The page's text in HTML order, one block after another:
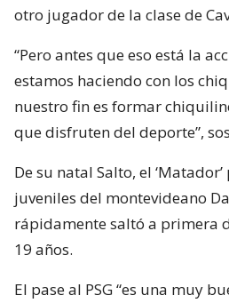
otro jugador de la clase de
“Pero antes que eso está la
estamos haciendo con los
nuestro fin es formar
que disfruten del deporte”,
De su natal Salto, el
juveniles del montevideano
rápidamente saltó a primera
19 años.
El pase al PSG “es una muy